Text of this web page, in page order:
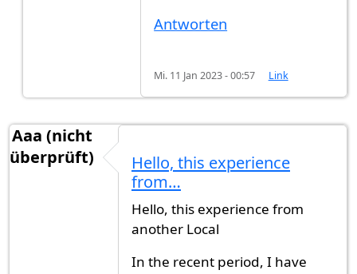
Antworten
Mi. 11 Jan 2023 - 00:57 Link
Aaa (nicht
überprüft)
Hello, this experience
from…
Hello, this experience from
another Local
In the recent period, I have